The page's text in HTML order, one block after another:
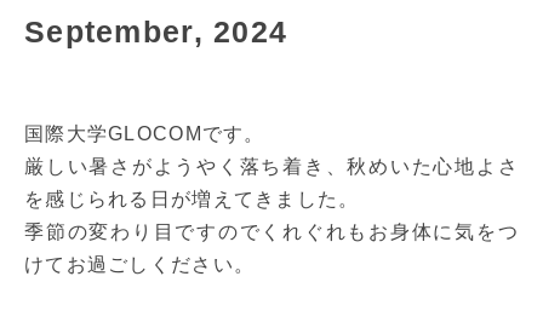
September, 2024
国際大学GLOCOMです。
厳しい暑さがようやく落ち着き、秋めいた心地よさ
を感じられる日が増えてきました。
季節の変わり目ですのでくれぐれもお身体に気をつ
けてお過ごしください。